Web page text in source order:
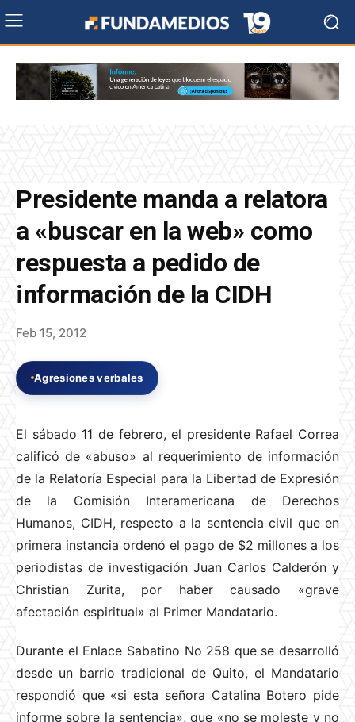
Presidente manda a relatora
a «buscar en la web» como
respuesta a pedido de
información de la CIDH
Feb 15, 2012
Agresiones verbales
El sábado 11 de febrero, el presidente Rafael Correa
calificó de «abuso» al requerimiento de información
de la Relatoría Especial para la Libertad de Expresión
de la Comisión Interamericana de Derechos
Humanos, CIDH, respecto a la sentencia civil que en
primera instancia ordenó el pago de $2 millones a los
periodistas de investigación Juan Carlos Calderón y
Christian Zurita, por haber causado «grave
afectación espiritual» al Primer Mandatario.
Durante el Enlace Sabatino No 258 que se desarrolló
desde un barrio tradicional de Quito, el Mandatario
respondió que «si esta señora Catalina Botero pide
informe sobre la sentencia», que «no se moleste y no